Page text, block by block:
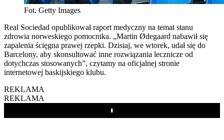
Fot. Getty Images
Real Sociedad opublikował raport medyczny na temat stanu
zdrowia norweskiego pomocnika. „Martin Ødegaard nabawił się
zapalenia ścięgna prawej rzepki. Dzisiaj, we wtorek, udał się do
Barcelony, aby skonsultować inne rozwiązania lecznicze od
dotychczas stosowanych”, czytamy na oficjalnej stronie
internetowej baskijskiego klubu.
REKLAMA
REKLAMA
Play